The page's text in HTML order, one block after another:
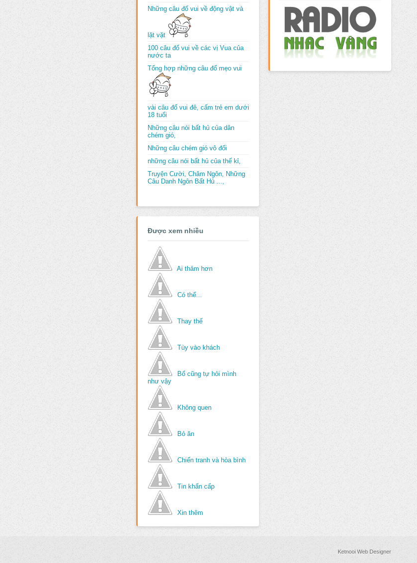
Những câu đố vui về động vật và
lặt vặt
100 câu đố vui về các vị Vua của
nước ta
Tổng hợp những câu đố mẹo vui
vài câu đố vui đê, cấm trẻ em dưới
18 tuổi
Những câu nói bất hủ của dân
chém gió,
Những câu chém gió vô đối
những câu nói bất hủ của thế kỉ,
Truyện Cười, Châm Ngôn, Những
Câu Danh Ngôn Bất Hủ ...,
Được xem nhiều
Ai thảm hơn
Có thể...
Thay thế
Tùy vào khách
Bố cũng tự hỏi mình
như vậy
Không quen
Bỏ ăn
Chiến tranh và hòa bình
Tin khẩn cấp
Xin thêm
Ketnooi Web Designer